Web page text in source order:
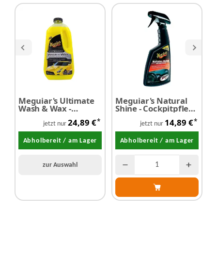
Meguiar's Ultimate
Wash & Wax -
jetzt nur 24,89 €*
Abholbereit / am Lager
zur Auswahl
Meguiar's Natural
Shine - Cockpitpflege
jetzt nur 14,89 €*
Abholbereit / am Lager